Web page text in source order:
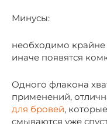
Минусы:
необходимо крайне
иначе появятся
Одного флакона
применений,
для бровей,
смываются уже